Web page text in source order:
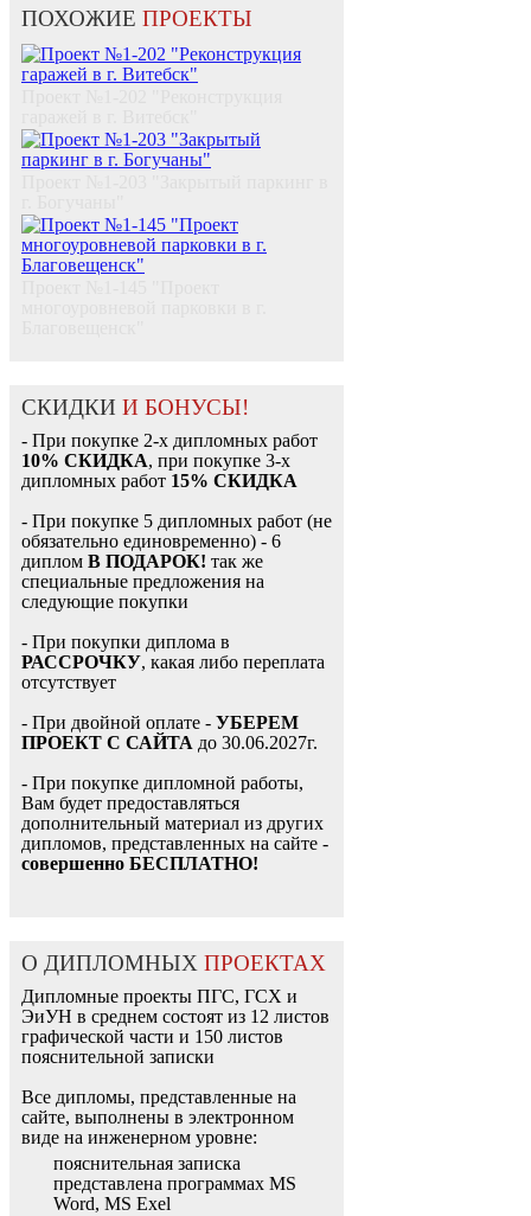
ПОХОЖИЕ ПРОЕКТЫ
СКИДКИ И БОНУСЫ!
- При покупке 2-х дипломных работ
10% СКИДКА, при покупке 3-х
дипломных работ 15% СКИДКА
- При покупке 5 дипломных работ (не
обязательно единовременно) - 6
диплом В ПОДАРОК! так же
специальные предложения на
следующие покупки
- При покупки диплома в
РАССРОЧКУ, какая либо переплата
отсутствует
- При двойной оплате - УБЕРЕМ
ПРОЕКТ С САЙТА до 30.06.2027г.
- При покупке дипломной работы,
Вам будет предоставляться
дополнительный материал из других
дипломов, представленных на сайте -
совершенно БЕСПЛАТНО!
О ДИПЛОМНЫХ ПРОЕКТАХ
Дипломные проекты ПГС, ГСХ и
ЭиУН в среднем состоят из 12 листов
графической части и 150 листов
пояснительной записки
Все дипломы, представленные на
сайте, выполнены в электронном
виде на инженерном уровне:
пояснительная записка
представлена программах MS
Word, MS Exel